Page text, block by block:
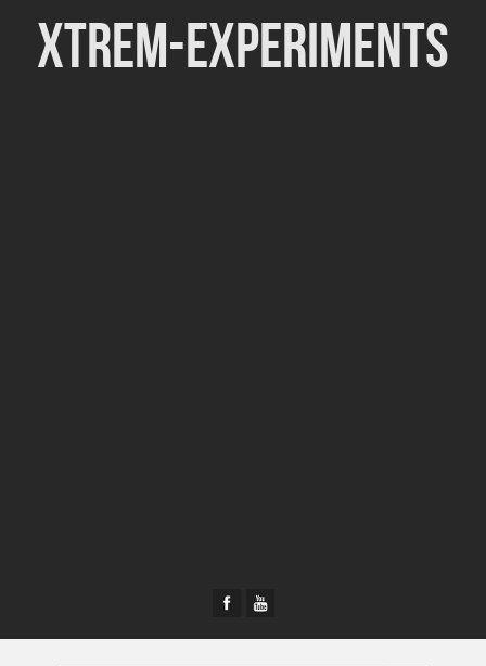
Xtrem-Experiments